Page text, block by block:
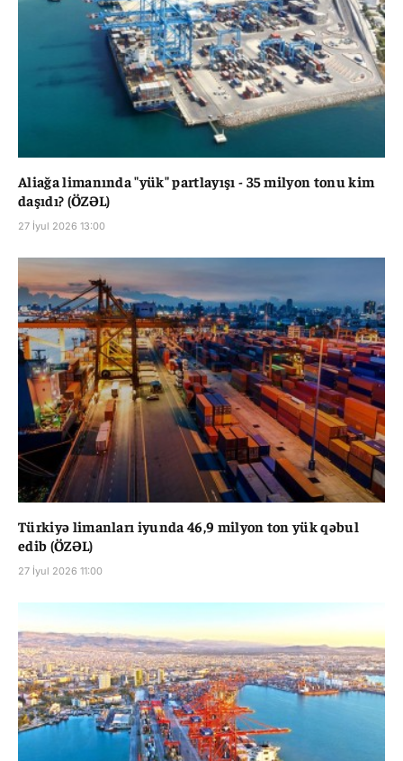
Aliağa limanında "yük" partlayışı - 35 milyon tonu kim
daşıdı? (ÖZƏL)
27 İyul 2026 13:00
Türkiyə limanları iyunda 46,9 milyon ton yük qəbul
edib (ÖZƏL)
27 İyul 2026 11:00